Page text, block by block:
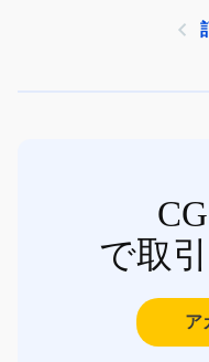
で取
ア